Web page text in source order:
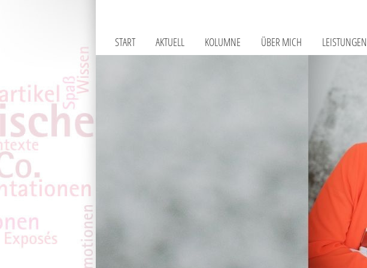
START AKTUELL KOLUMNE ÜBER MICH LEISTUNGEN